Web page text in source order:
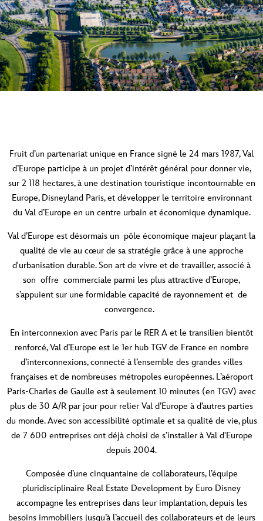
Fruit d’un partenariat unique en France signé le 24 mars 1987, Val
d’Europe participe à un projet d’intérêt général pour donner vie,
sur 2 118 hectares, à une destination touristique incontournable en
Europe, Disneyland Paris, et développer le territoire environnant
du Val d’Europe en un centre urbain et économique dynamique.
Val d’Europe est désormais un pôle économique majeur plaçant la
qualité de vie au cœur de sa stratégie grâce à une approche
d'urbanisation durable. Son art de vivre et de travailler, associé à
son offre commerciale parmi les plus attractive d’Europe,
s’appuient sur une formidable capacité de rayonnement et de
convergence.
En interconnexion avec Paris par le RER A et le transilien bientôt
renforcé, Val d’Europe est le 1er hub TGV de France en nombre
d’interconnexions, connecté à l’ensemble des grandes villes
françaises et de nombreuses métropoles européennes. L’aéroport
Paris-Charles de Gaulle est à seulement 10 minutes (en TGV) avec
plus de 30 A/R par jour pour relier Val d’Europe à d’autres parties
du monde. Avec son accessibilité optimale et sa qualité de vie, plus
de 7 600 entreprises ont déjà choisi de s’installer à Val d'Europe
depuis 2004.
Composée d’une cinquantaine de collaborateurs, l’équipe
pluridisciplinaire Real Estate Development by Euro Disney
accompagne les entreprises dans leur implantation, depuis les
besoins immobiliers jusqu’à l’accueil des collaborateurs et de leurs